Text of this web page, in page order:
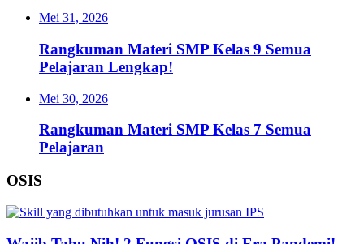
Mei 31, 2026
Rangkuman Materi SMP Kelas 9 Semua
Pelajaran Lengkap!
Mei 30, 2026
Rangkuman Materi SMP Kelas 7 Semua
Pelajaran
OSIS